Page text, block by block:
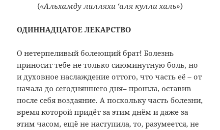
(«Альхамду лилляхи ‘аля кулли халь»)
ОДИННАДЦАТОЕ ЛЕКАРСТВО
О нетерпеливый болеющий брат! Болезнь
приносит тебе не только сиюминутную боль, но
и духовное наслаждение оттого, что часть её – от
начала до сегодняшнего дня– прошла, оставив
после себя воздаяние. А поскольку часть болезни,
время которой придёт за этим днём и даже за
этим часом, ещё не наступила, то, разумеется, не